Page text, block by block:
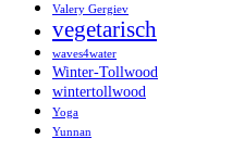
Valery Gergiev
vegetarisch
waves4water
Winter-Tollwood
wintertollwood
Yoga
Yunnan